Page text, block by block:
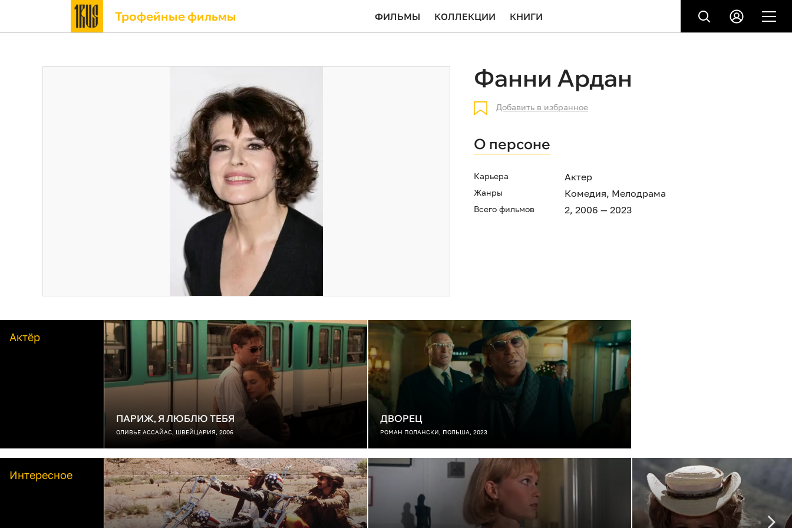
Трофейные фильмы ФИЛЬМЫ КОЛЛЕКЦИИ КНИГИ
Фанни Ардан
Добавить в избранное
О персоне
Карьера Актер
Жанры Комедия, Мелодрама
Всего фильмов 2, 2006 — 2023
Актёр
ПАРИЖ, Я ЛЮБЛЮ ТЕБЯ
ОЛИВЬЕ АССАЙАС, ШВЕЙЦАРИЯ, 2006
ДВОРЕЦ
РОМАН ПОЛАНСКИ, ПОЛЬША, 2023
Интересное